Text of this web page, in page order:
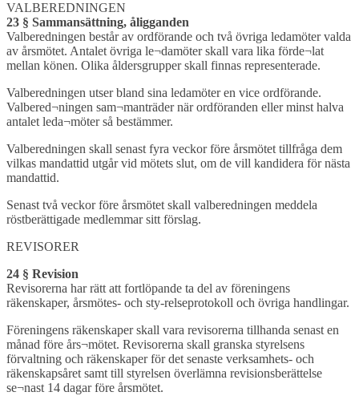
VALBEREDNINGEN
23 § Sammansättning, åligganden
Valberedningen består av ordförande och två övriga ledamöter valda
av årsmötet. Antalet övriga le¬damöter skall vara lika förde¬lat
mellan könen. Olika åldersgrupper skall finnas representerade.
Valberedningen utser bland sina ledamöter en vice ordförande.
Valbered¬ningen sam¬manträder när ordföranden eller minst halva
antalet leda¬möter så bestämmer.
Valberedningen skall senast fyra veckor före årsmötet tillfråga dem
vilkas mandattid utgår vid mötets slut, om de vill kandidera för nästa
mandattid.
Senast två veckor före årsmötet skall valberedningen meddela
röstberättigade medlemmar sitt förslag.
REVISORER
24 § Revision
Revisorerna har rätt att fortlöpande ta del av föreningens
räkenskaper, årsmötes- och sty-relseprotokoll och övriga handlingar.
Föreningens räkenskaper skall vara revisorerna tillhanda senast en
månad före års¬mötet. Revisorerna skall granska styrelsens
förvaltning och räkenskaper för det senaste verksamhets- och
räkenskapsåret samt till styrelsen överlämna revisionsberättelse
se¬nast 14 dagar före årsmötet.